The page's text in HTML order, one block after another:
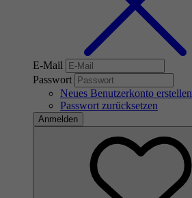
E-Mail
Passwort
Neues Benutzerkonto erstellen
Passwort zurücksetzen
Anmelden